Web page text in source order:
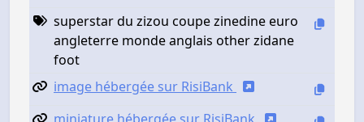
superstar du zizou coupe zinedine euro
angleterre monde anglais other zidane
foot
image hébergée sur RisiBank
miniature hébergée sur RisiBank